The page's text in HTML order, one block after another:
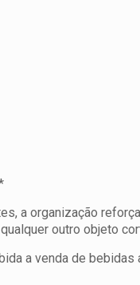
a organização
outro objeto
a venda de